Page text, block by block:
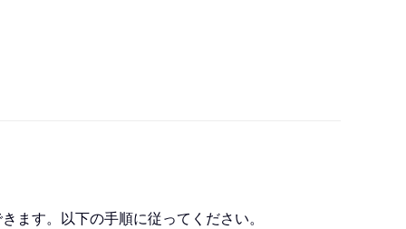
ます。以下の手順に従ってください。